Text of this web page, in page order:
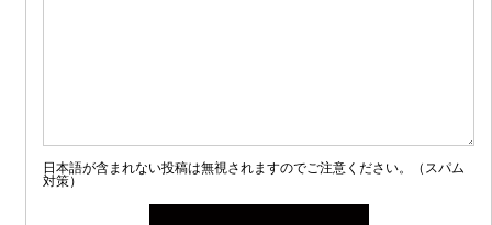
日本語が含まれない投稿は無視されますのでご注意ください。（スパム
対策）